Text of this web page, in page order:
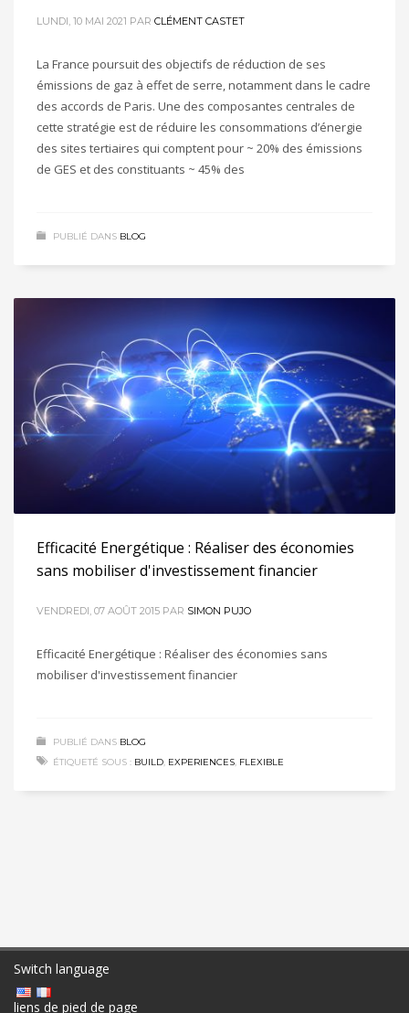
LUNDI, 10 MAI 2021 PAR CLÉMENT CASTET
La France poursuit des objectifs de réduction de ses
émissions de gaz à effet de serre, notamment dans le cadre
des accords de Paris. Une des composantes centrales de
cette stratégie est de réduire les consommations d’énergie
des sites tertiaires qui comptent pour ~ 20% des émissions
de GES et des constituants ~ 45% des
PUBLIÉ DANS BLOG
Efficacité Energétique : Réaliser des économies
sans mobiliser d'investissement financier
VENDREDI, 07 AOÛT 2015 PAR SIMON PUJO
Efficacité Energétique : Réaliser des économies sans
mobiliser d'investissement financier
PUBLIÉ DANS BLOG
ÉTIQUETÉ SOUS : BUILD, EXPERIENCES, FLEXIBLE
Switch language
liens de pied de page